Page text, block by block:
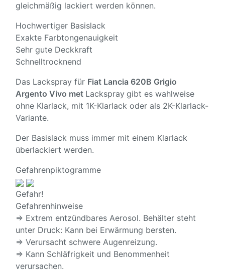
gleichmäßig lackiert werden können.
Hochwertiger Basislack
Exakte Farbtongenauigkeit
Sehr gute Deckkraft
Schnelltrocknend
Das Lackspray für Fiat Lancia 620B Grigio
Argento Vivo met Lackspray gibt es wahlweise
ohne Klarlack, mit 1K-Klarlack oder als 2K-Klarlack-
Variante.
Der Basislack muss immer mit einem Klarlack
überlackiert werden.
Gefahrenpiktogramme
Gefahr!
Gefahrenhinweise
⇒ Extrem entzündbares Aerosol. Behälter steht
unter Druck: Kann bei Erwärmung bersten.
⇒ Verursacht schwere Augenreizung.
⇒ Kann Schläfrigkeit und Benommenheit
verursachen.